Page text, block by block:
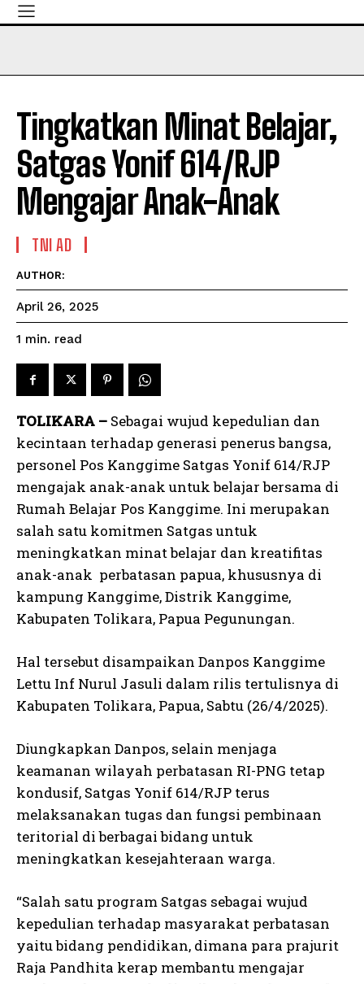
Tingkatkan Minat Belajar,
Satgas Yonif 614/RJP
Mengajar Anak-Anak
TNI AD
AUTHOR:
April 26, 2025
1 min. read
TOLIKARA – Sebagai wujud kepedulian dan
kecintaan terhadap generasi penerus bangsa,
personel Pos Kanggime Satgas Yonif 614/RJP
mengajak anak-anak untuk belajar bersama di
Rumah Belajar Pos Kanggime. Ini merupakan
salah satu komitmen Satgas untuk
meningkatkan minat belajar dan kreatifitas
anak-anak perbatasan papua, khususnya di
kampung Kanggime, Distrik Kanggime,
Kabupaten Tolikara, Papua Pegunungan.
Hal tersebut disampaikan Danpos Kanggime
Lettu Inf Nurul Jasuli dalam rilis tertulisnya di
Kabupaten Tolikara, Papua, Sabtu (26/4/2025).
Diungkapkan Danpos, selain menjaga
keamanan wilayah perbatasan RI-PNG tetap
kondusif, Satgas Yonif 614/RJP terus
melaksanakan tugas dan fungsi pembinaan
teritorial di berbagai bidang untuk
meningkatkan kesejahteraan warga.
“Salah satu program Satgas sebagai wujud
kepedulian terhadap masyarakat perbatasan
yaitu bidang pendidikan, dimana para prajurit
Raja Pandhita kerap membantu mengajar